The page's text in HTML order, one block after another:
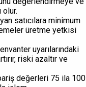
olur.
satıcılara minimum
üretme yetkisi
uyarılarındaki
riski azaltır ve
değerleri 75 ila 100